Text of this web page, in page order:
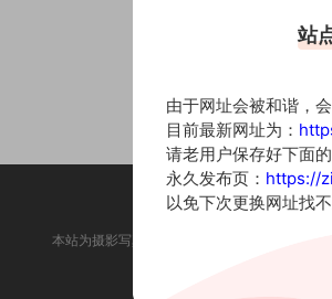
本站为摄影写真图片网站，内容来自网络收集
站
由于网址会被和谐，
目前最新网址为：
请老用户保存好下面
永久发布页： https://
以免下次更换网址找